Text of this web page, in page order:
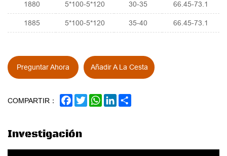
1880
5*100-5*120 30-35
66.45-73.1
1885
5*100-5*120 35-40 66.45-73.1
Preguntar Ahora Añadir A La Cesta
COMPARTIR： FACEBOOK
TWITTERWHATSAPP
LINKEDIN
Investigación